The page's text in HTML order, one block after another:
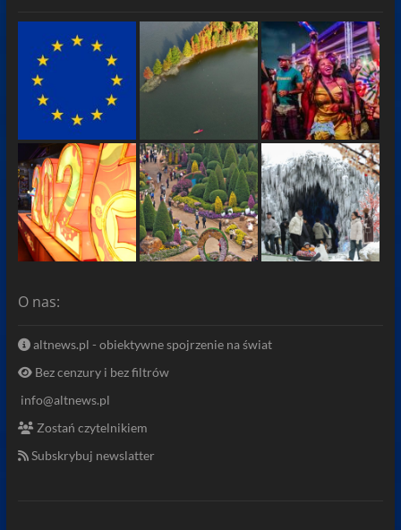
O nas:
altnews.pl - obiektywne spojrzenie na świat
Bez cenzury i bez filtrów
info@altnews.pl
Zostań czytelnikiem
Subskrybuj newslatter